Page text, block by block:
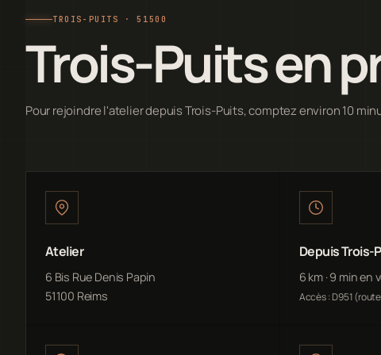
TROIS-PUITS · 51500
Trois-Puits en
Pour rejoindre l'atelier depuis Trois-Puits, comptez environ 10
Atelier
6 Bis Rue Denis Papin
51100 Reims
Depuis Trois-
6 km · 9 min en
Accès : D951